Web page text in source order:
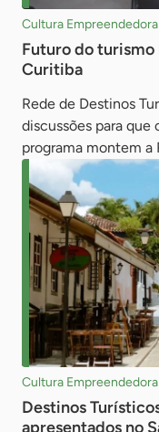
Cultura Empreendedora
Futuro do
Curitiba
Rede de Destinos
discussões para
programa montem a
Cultura Empreendedora
Destinos
apresentados no